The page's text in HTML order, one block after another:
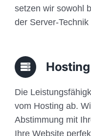
setzen wir sowohl
der Server-Technik
Hosting
Die
vom Hosting ab.
Abstimmung mit
Ihre Website